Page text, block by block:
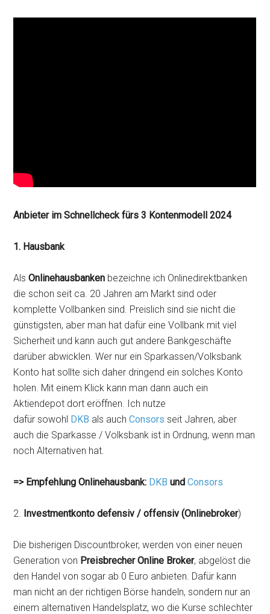
Anbieter im Schnellcheck fürs 3 Kontenmodell 2024
1. Hausbank
AlsOnlinehausbanken bezeichne ich Onlinedirektbanken
die schon seit ca. 20 Jahren am Markt sind oder
komplette Vollbanken sind. Preislich sind sie nicht die
günstigsten, aber man hat dafür eine Vollbank mit viel
Sicherheit und kann auch gut andere Bankgeschäfte
darüber abwicklen. Wer nur ein Sparkassen/Volksbank
Konto hat sollte sich daher dringend ein solches Konto
holen. Mit einem Klick kann man dann auch ein
Aktiendepot dort eröffnen. Ich nutze
dafür sowohl DKB als auchConsors seit Jahren, aber
auch die Sparkasse / Volksbank ist in Ordnung, wenn man
noch Alternativen hat.
=> Empfehlung Onlinehausbank: DKB undConsors
2. Investmentkonto defensiv / offensiv (Onlinebroker)
Die bisherigen Discountbroker, werden von einer neuen
Generation von Preisbrecher Online Broker, abgelöst die
den Handel von sogar ab 0 Euro anbieten. Dafür kann
man nicht an der richtigen Börse handeln, sondern nur an
einem alternativen Handelsplatz, wo die Kurse schlechter